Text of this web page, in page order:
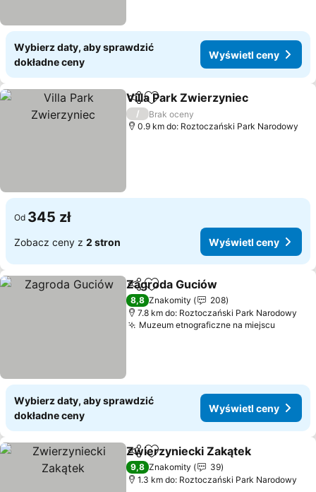
Wybierz daty, aby sprawdzić
dokładne ceny
Wyświetl ceny
Udostępnij
Dodaj do ulubionych
Villa Park Zwierzyniec
/
Brak oceny
0.9 km do: Roztoczański Park Narodowy
Od 345 zł
Zobacz ceny z 2 stron Wyświetl ceny
Udostępnij
Dodaj do ulubionych
Zagroda Guciów
8,8 Znakomity
208
7.8 km do: Roztoczański Park Narodowy
Muzeum etnograficzne na miejscu
Wybierz daty, aby sprawdzić
dokładne ceny
Wyświetl ceny
UdostępnijDodaj do ulubionych
Zwierzyniecki Zakątek
9,8 Znakomity
39
1.3 km do: Roztoczański Park Narodowy